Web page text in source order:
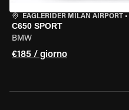
EAGLERIDER MILAN AIRPORT •
C650 SPORT
BMW
€185 / giorno